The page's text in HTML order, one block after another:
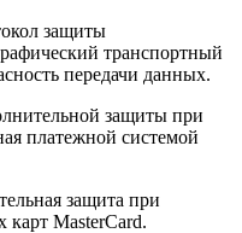
защиты
транспортный
передачи данных.
защиты при
платежной системой
защита при
карт MasterCard.